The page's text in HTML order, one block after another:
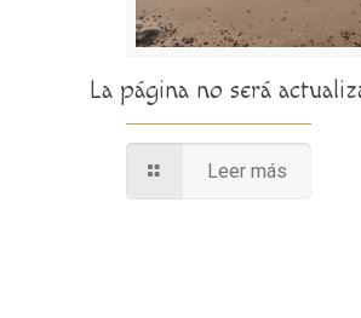
La página no será
Leer más